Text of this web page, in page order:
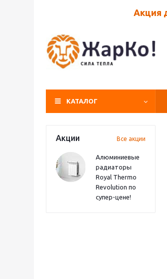
Акция
КАТАЛОГ
Акции Все акции
Алюминиевые
радиаторы
Royal Thermo
Revolution по
супер-цене!